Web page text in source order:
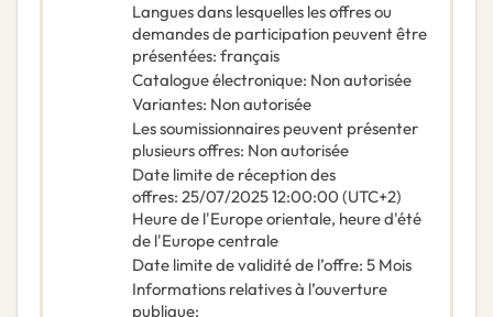
Langues dans lesquelles les offres ou
demandes de participation peuvent être
présentées: français
Catalogue électronique: Non autorisée
Variantes: Non autorisée
Les soumissionnaires peuvent présenter
plusieurs offres: Non autorisée
Date limite de réception des
offres: 25/07/202512:00:00 (UTC+2)
Heure de l'Europe orientale, heure d'été
de l'Europe centrale
Date limite de validité de l’offre: 5 Mois
Informations relatives à l’ouverture
publique: